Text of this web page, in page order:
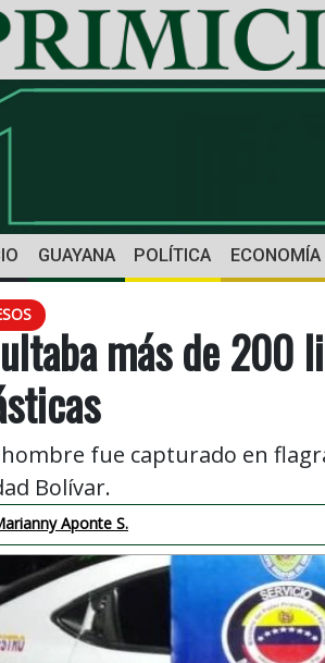
GUAYANA POLÍTICA ECONOMÍA
más de 200
hombre fue capturado en
Bolívar.
Aponte S.